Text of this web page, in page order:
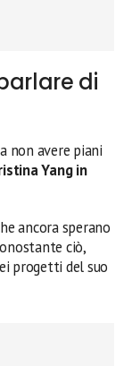
di
non avere piani
Yang in
ancora sperano
ciò,
progetti del suo